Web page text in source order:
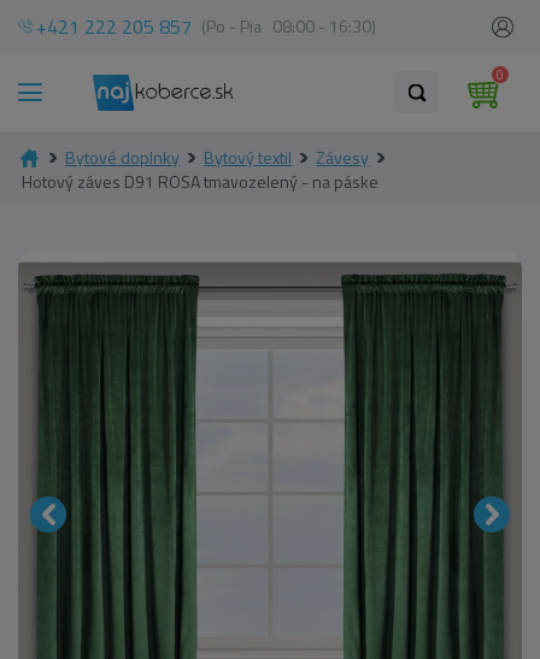
+421 222 205 857 (Po - Pia 08:00 - 16:30)
0
Bytové doplnky Bytový textil
Závesy
Hotový záves D91 ROSA tmavozelený - na páske